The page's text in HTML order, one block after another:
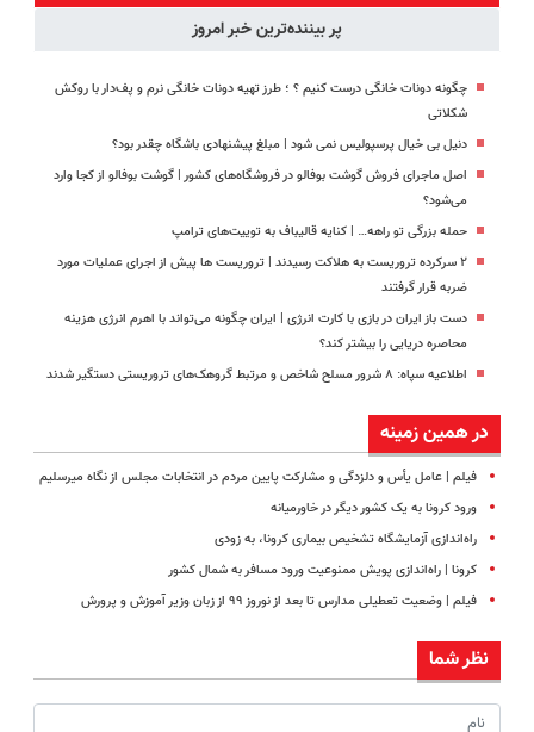
پر بیننده‌ترین خبر امروز
چگونه دونات خانگی درست کنیم ؟ ؛ طرز تهیه دونات خانگی نرم و پف‌دار با روکش
شکلاتی
دنیل بی خیال پرسپولیس نمی شود | مبلغ پیشنهادی باشگاه چقدر بود؟
اصل ماجرای فروش گوشت بوفالو در فروشگاه‌های کشور | گوشت بوفالو از کجا وارد
می‌شود؟
حمله بزرگی تو راهه… | کنایه قالیباف به توییت‌های ترامپ
۲ سرکرده تروریست به هلاکت رسیدند | تروریست ها پیش از اجرای عملیات مورد
ضربه قرار گرفتند
دست باز ایران در بازی با کارت انرژی | ایران چگونه می‌تواند با اهرم انرژی‌ هزینه
محاصره دریایی را بیشتر کند؟
اطلاعیه سپاه: ۸ شرور مسلح شاخص و مرتبط گروهک‌های تروریستی دستگیر شدند
در همین زمینه
فیلم | عامل یأس و دلزدگی و مشارکت پایین مردم در انتخابات مجلس از نگاه میرسلیم
ورود کرونا به یک کشور دیگر در خاورمیانه
راه‌اندازی آزمایشگاه تشخیص بیماری کرونا، به زودی
کرونا | راه‌اندازی پویش ممنوعیت ورود مسافر به شمال کشور
فیلم | وضعیت تعطیلی مدارس تا بعد از نوروز ۹۹ از زبان وزیر آموزش و پرورش
نظر شما